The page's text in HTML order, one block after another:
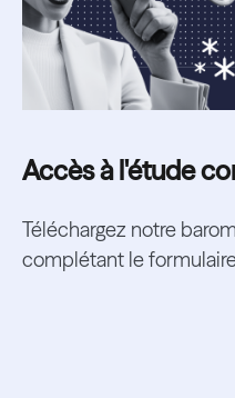
Accès à l'étude
Téléchargez notre
complétant le